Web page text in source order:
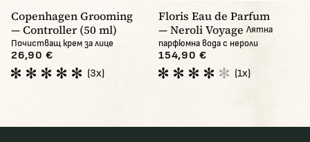
Copenhagen Grooming
— Controller (50 ml)
Почистващ крем за лице
26,90 €
(3x)
Floris Eau de Parfum
— Neroli Voyage Лятна
парфюмна вода с нероли
154,90 €
(1x)